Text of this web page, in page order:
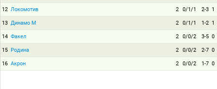
12 Локомотив 2 0/1/1 2-3 1
13 Динамо М 2 0/1/1 1-2 1
14 Факел 2 0/0/2 3-5 0
15 Родина 2 0/0/2 2-7 0
16 Акрон 2 0/0/2 1-7 0